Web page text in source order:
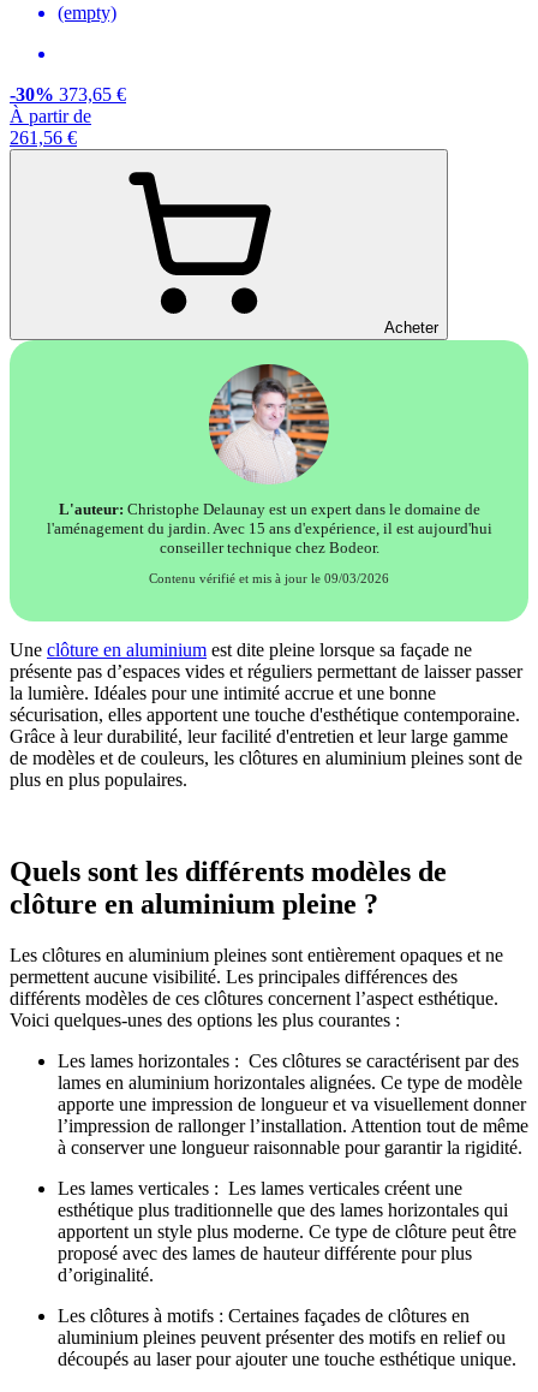
(empty)
-30% 373,65 €
À partir de
261,56 €
Acheter
L'auteur: Christophe Delaunay est un expert dans le domaine de
l'aménagement du jardin. Avec 15 ans d'expérience, il est aujourd'hui
conseiller technique chez Bodeor.
Contenu vérifié et mis à jour le 09/03/2026
Une clôture en aluminium est dite pleine lorsque sa façade ne
présente pas d’espaces vides et réguliers permettant de laisser passer
la lumière. Idéales pour une intimité accrue et une bonne
sécurisation, elles apportent une touche d'esthétique contemporaine.
Grâce à leur durabilité, leur facilité d'entretien et leur large gamme
de modèles et de couleurs, les clôtures en aluminium pleines sont de
plus en plus populaires.
Quels sont les différents modèles de
clôture en aluminium pleine ?
Les clôtures en aluminium pleines sont entièrement opaques et ne
permettent aucune visibilité. Les principales différences des
différents modèles de ces clôtures concernent l’aspect esthétique.
Voici quelques-unes des options les plus courantes :
Les lames horizontales : Ces clôtures se caractérisent par des
lames en aluminium horizontales alignées. Ce type de modèle
apporte une impression de longueur et va visuellement donner
l’impression de rallonger l’installation. Attention tout de même
à conserver une longueur raisonnable pour garantir la rigidité.
Les lames verticales : Les lames verticales créent une
esthétique plus traditionnelle que des lames horizontales qui
apportent un style plus moderne. Ce type de clôture peut être
proposé avec des lames de hauteur différente pour plus
d’originalité.
Les clôtures à motifs : Certaines façades de clôtures en
aluminium pleines peuvent présenter des motifs en relief ou
découpés au laser pour ajouter une touche esthétique unique.